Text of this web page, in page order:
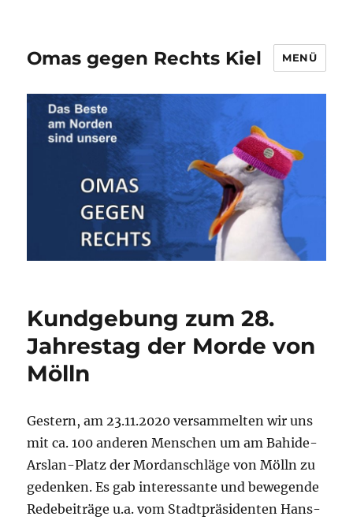
Omas gegen Rechts Kiel MENÜ
Kundgebung zum 28.
Jahrestag der Morde von
Mölln
Gestern, am 23.11.2020 versammelten wir uns
mit ca. 100 anderen Menschen um am Bahide-
Arslan-Platz der Mordanschläge von Mölln zu
gedenken. Es gab interessante und bewegende
Redebeiträge u.a. vom Stadtpräsidenten Hans-